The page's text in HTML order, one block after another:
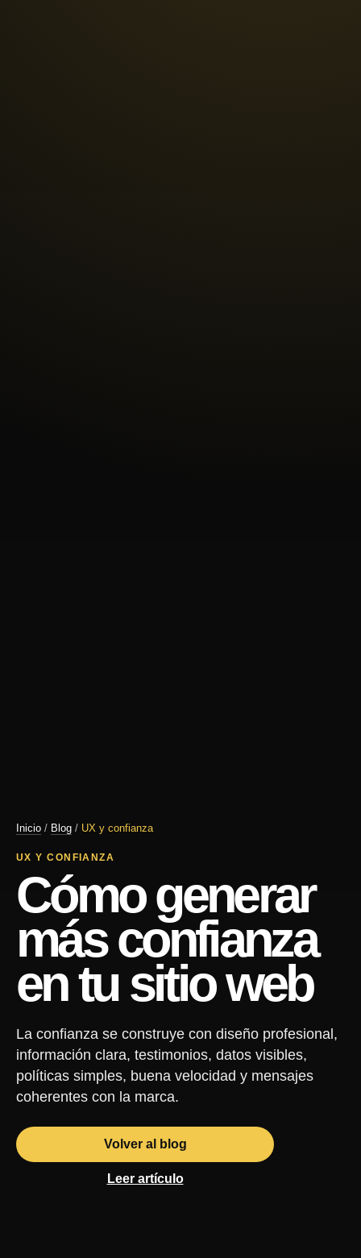
Inicio / Blog / UX y confianza
UX Y CONFIANZA
Cómo generar
más confianza
en tu sitio web
La confianza se construye con diseño profesional,
información clara, testimonios, datos visibles,
políticas simples, buena velocidad y mensajes
coherentes con la marca.
Volver al blog
Leer artículo